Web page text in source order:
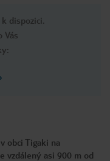
dispozici.
Vás
obci Tigaki na
vzdálený asi 900 m od